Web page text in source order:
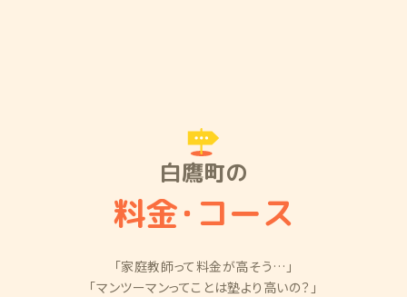
白鷹町の
料金・コース
「家庭教師って料金が高そう…」
「マンツーマンってことは塾より高いの？」